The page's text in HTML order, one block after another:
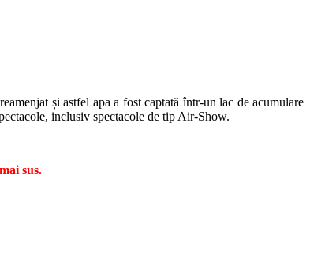
și astfel apa a fost captată într-un lac de acumulare
inclusiv spectacole de tip Air-Show.
sus.